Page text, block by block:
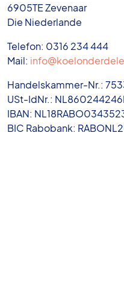
6905TE Zevenaar
Die Niederlande
Telefon: 0316 234 444
Mail:
Handelskammer-Nr.:
USt-IdNr.:
IBAN:
BIC Rabobank: